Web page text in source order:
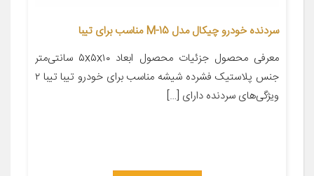
سردنده خودرو چیکال مدل M-15 مناسب برای تیبا
معرفی محصول جزئیات محصول ابعاد ۵x۵x۱۰ سانتی‌متر
جنس پلاستیک فشرده شیشه مناسب برای خودرو تیبا تیبا ۲
ویژگی‌های سردنده دارای […]